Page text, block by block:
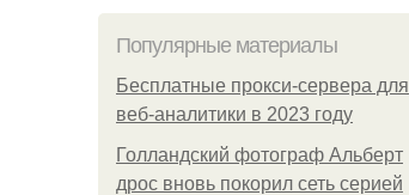
Популярные материалы
Бесплатные прокси-сервера для
веб-аналитики в 2023 году
Голландский фотограф Альберт
дрос вновь покорил сеть серией